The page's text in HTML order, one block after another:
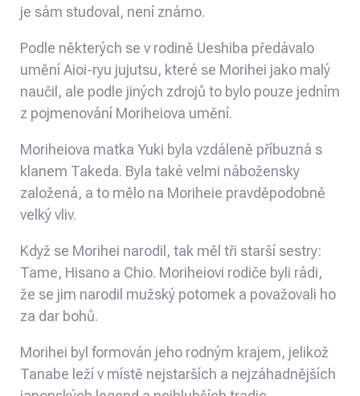
je sám studoval, není známo.
Podle některých se v rodině Ueshiba předávalo
umění Aioi-ryu jujutsu, které se Morihei jako malý
naučil, ale podle jiných zdrojů to bylo pouze jedním
z pojmenování Moriheiova umění.
Moriheiova matka Yuki byla vzdáleně příbuzná s
klanem Takeda. Byla také velmi nábožensky
založená, a to mělo na Moriheie pravděpodobně
velký vliv.
Když se Morihei narodil, tak měl tři starší sestry:
Tame, Hisano a Chio. Moriheiovi rodiče byli rádi,
že se jim narodil mužský potomek a považovali ho
za dar bohů.
Morihei byl formován jeho rodným krajem, jelikož
Tanabe leží v místě nejstarších a nejzáhadnějších